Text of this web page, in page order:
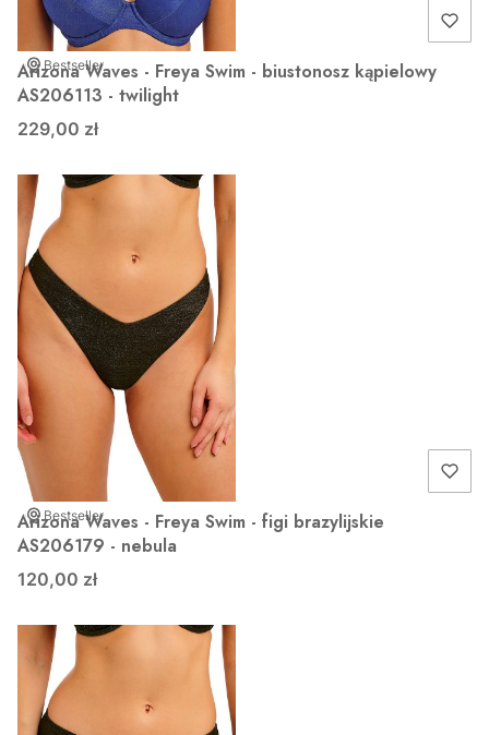
Bestseller
Arizona Waves - Freya Swim - biustonosz kąpielowy
AS206113 - twilight
229,00 zł
Bestseller
Arizona Waves - Freya Swim - figi brazylijskie
AS206179 - nebula
120,00 zł